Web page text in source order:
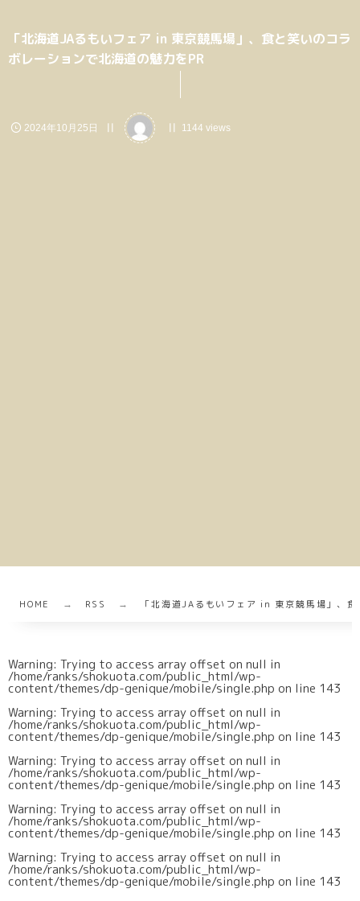
「北海道JAるもいフェア in 東京競馬場」、食と笑いのコラ
ボレーションで北海道の魅力をPR
2024年10月25日 1144 views
HOME RSS 「北海道JAるもいフェア in 東京競馬場」、
Warning: Trying to access array offset on null in
/home/ranks/shokuota.com/public_html/wp-
content/themes/dp-genique/mobile/single.php on line 143
Warning: Trying to access array offset on null in
/home/ranks/shokuota.com/public_html/wp-
content/themes/dp-genique/mobile/single.php on line 143
Warning: Trying to access array offset on null in
/home/ranks/shokuota.com/public_html/wp-
content/themes/dp-genique/mobile/single.php on line 143
Warning: Trying to access array offset on null in
/home/ranks/shokuota.com/public_html/wp-
content/themes/dp-genique/mobile/single.php on line 143
Warning: Trying to access array offset on null in
/home/ranks/shokuota.com/public_html/wp-
content/themes/dp-genique/mobile/single.php on line 143